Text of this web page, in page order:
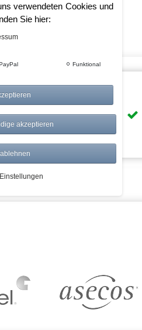
Rückgabe
verwendeten Cookies und
Sie hier:
Funktional
akzeptieren